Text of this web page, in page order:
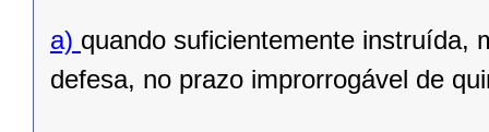
a) quando suficientemente instruída,
defesa, no prazo improrrogável de